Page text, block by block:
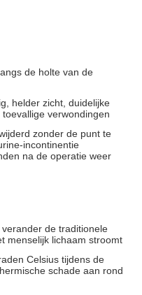
de holte van de
helder zicht, duidelijke
verwondingen
zonder de punt te
incontinentie
na de operatie weer
de traditionele
menselijk lichaam stroomt
Celsius tijdens de
schade aan rond